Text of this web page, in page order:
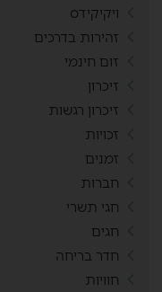
ויקיקידס
זהירות בדרכים
זום חינמי
זיכרון
זיכרון רגשות
זכויות
זמנים
חברות
חגי תשרי
חגים
חדר בריחה
חוויות